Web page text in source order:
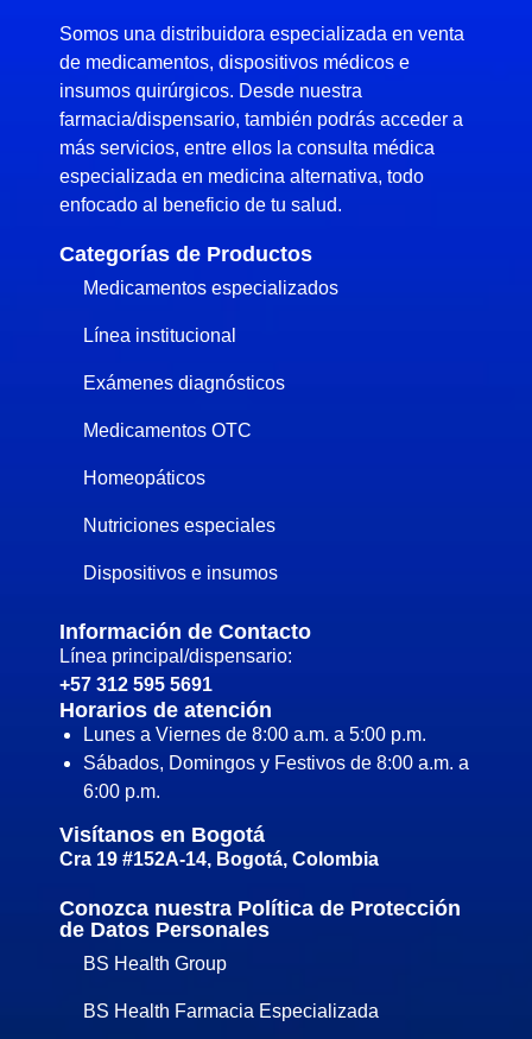
Somos una distribuidora especializada en venta
de medicamentos, dispositivos médicos e
insumos quirúrgicos. Desde nuestra
farmacia/dispensario, también podrás acceder a
más servicios, entre ellos la consulta médica
especializada en medicina alternativa, todo
enfocado al beneficio de tu salud.
Categorías de Productos
Medicamentos especializados
Línea institucional
Exámenes diagnósticos
Medicamentos OTC
Homeopáticos
Nutriciones especiales
Dispositivos e insumos
Información de Contacto
Línea principal/dispensario:
+57 312 595 5691
Horarios de atención
Lunes a Viernes de 8:00 a.m. a 5:00 p.m.
Sábados, Domingos y Festivos de 8:00 a.m. a
6:00 p.m.
Visítanos en Bogotá
Cra 19 #152A-14, Bogotá, Colombia
Conozca nuestra Política de Protección
de Datos Personales
BS Health Group
BS Health Farmacia Especializada